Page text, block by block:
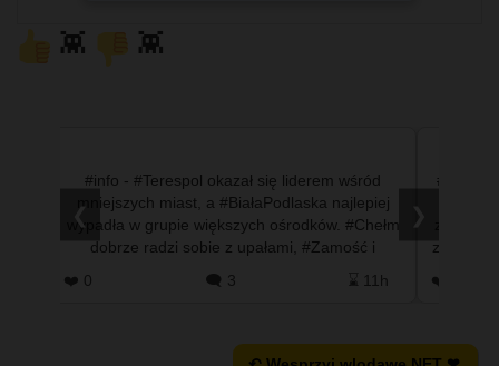
👾 👾
#info - #Terespol okazał się liderem wśród
mniejszych miast, a #BiałaPodlaska najlepiej
wypadła w grupie większych ośrodków. #Chełm
dobrze radzi sobie z upałami, #Zamość i
❤️ 0 🗨️ 3 ⌛ 11h
#info -
ze
❤️ 10
❮ ❯